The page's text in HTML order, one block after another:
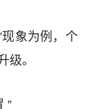
象为例，个
级。